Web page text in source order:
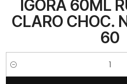
IGORA 60ML
CLARO CHOC.
60
Cantidad